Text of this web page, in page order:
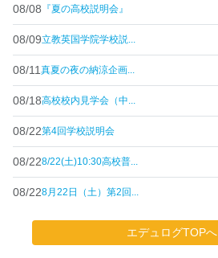
08/08 『夏の高校説明会』
08/09立教英国学院学校説...
08/11 真夏の夜の納涼企画...
08/18高校校内見学会（中...
08/22第4回学校説明会
08/228/22(土)10:30高校普...
08/228月22日（土）第2回...
エデュログTOPへ